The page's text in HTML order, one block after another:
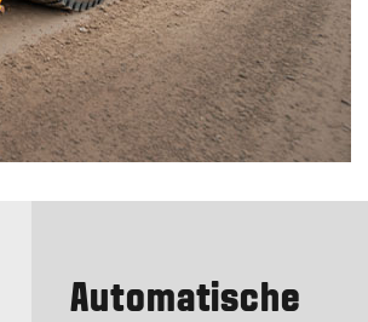
Automatische